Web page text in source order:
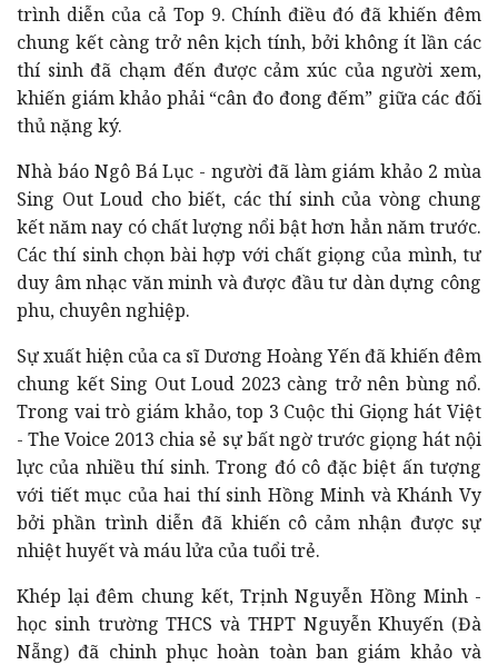
trình diễn của cả Top 9. Chính điều đó đã khiến đêm
chung kết càng trở nên kịch tính, bởi không ít lần các
thí sinh đã chạm đến được cảm xúc của người xem,
khiến giám khảo phải “cân đo đong đếm” giữa các đối
thủ nặng ký.
Nhà báo Ngô Bá Lục - người đã làm giám khảo 2 mùa
Sing Out Loud cho biết, các thí sinh của vòng chung
kết năm nay có chất lượng nổi bật hơn hẳn năm trước.
Các thí sinh chọn bài hợp với chất giọng của mình, tư
duy âm nhạc văn minh và được đầu tư dàn dựng công
phu, chuyên nghiệp.
Sự xuất hiện của ca sĩ Dương Hoàng Yến đã khiến đêm
chung kết Sing Out Loud 2023 càng trở nên bùng nổ.
Trong vai trò giám khảo, top 3 Cuộc thi Giọng hát Việt
- The Voice 2013 chia sẻ sự bất ngờ trước giọng hát nội
lực của nhiều thí sinh. Trong đó cô đặc biệt ấn tượng
với tiết mục của hai thí sinh Hồng Minh và Khánh Vy
bởi phần trình diễn đã khiến cô cảm nhận được sự
nhiệt huyết và máu lửa của tuổi trẻ.
Khép lại đêm chung kết, Trịnh Nguyễn Hồng Minh -
học sinh trường THCS và THPT Nguyễn Khuyến (Đà
Nẵng) đã chinh phục hoàn toàn ban giám khảo và